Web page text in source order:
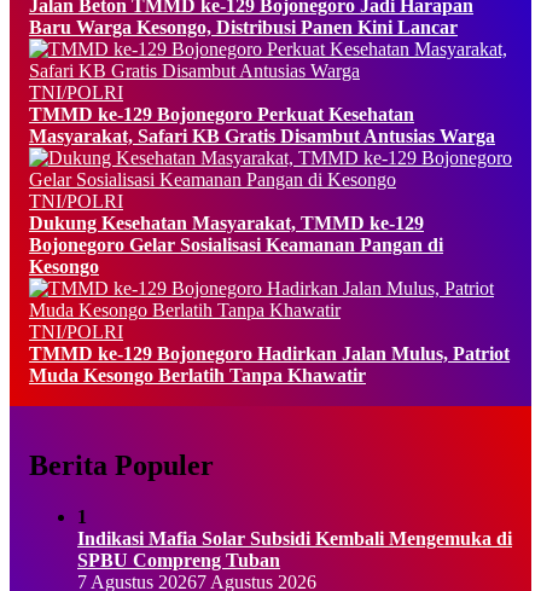
Jalan Beton TMMD ke-129 Bojonegoro Jadi Harapan
Baru Warga Kesongo, Distribusi Panen Kini Lancar
TNI/POLRI
TMMD ke-129 Bojonegoro Perkuat Kesehatan
Masyarakat, Safari KB Gratis Disambut Antusias Warga
TNI/POLRI
Dukung Kesehatan Masyarakat, TMMD ke-129
Bojonegoro Gelar Sosialisasi Keamanan Pangan di
Kesongo
TNI/POLRI
TMMD ke-129 Bojonegoro Hadirkan Jalan Mulus, Patriot
Muda Kesongo Berlatih Tanpa Khawatir
Berita Populer
1
Indikasi Mafia Solar Subsidi Kembali Mengemuka di
SPBU Compreng Tuban
7 Agustus 20267 Agustus 2026